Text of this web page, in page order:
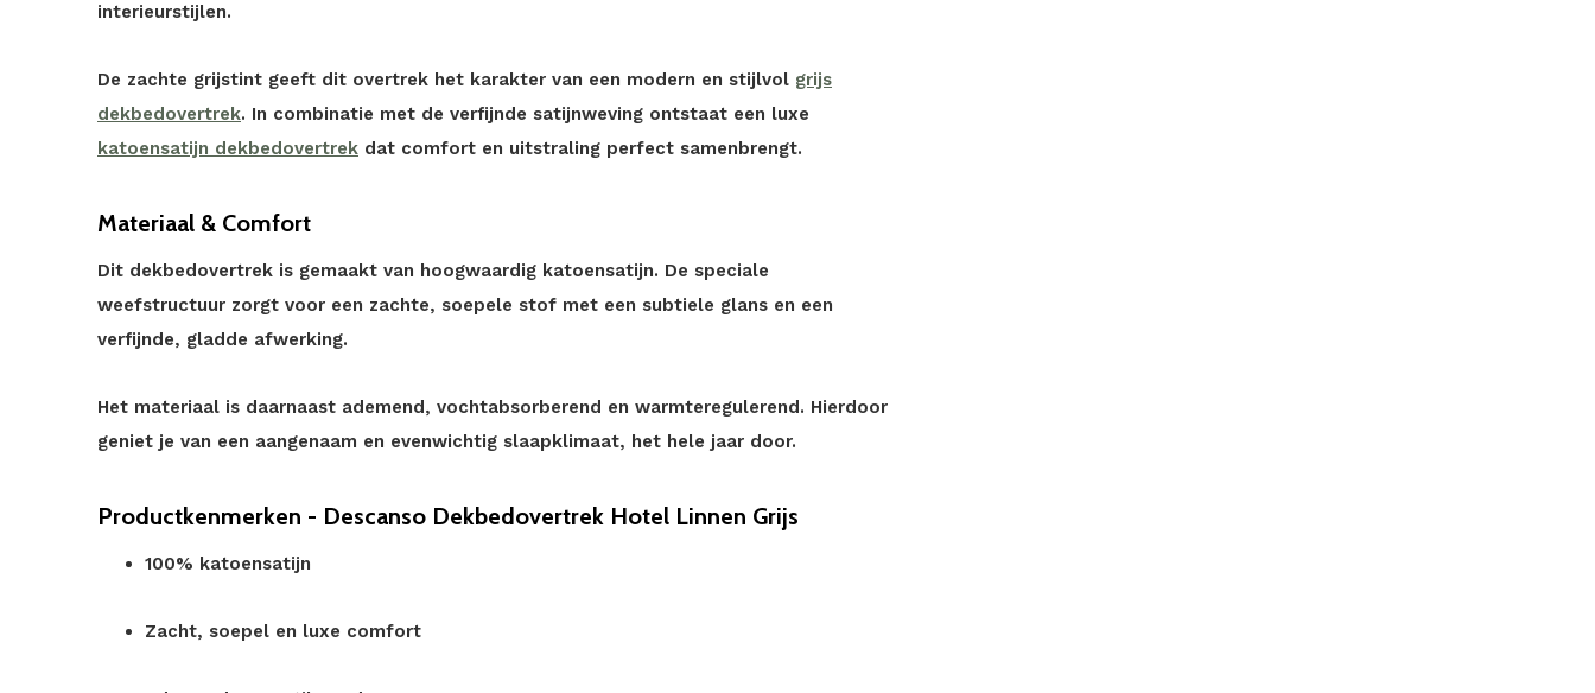
interieurstijlen.
De zachte grijstint geeft dit overtrek het karakter van een modern en stijlvol grijs
dekbedovertrek. In combinatie met de verfijnde satijnweving ontstaat een luxe
katoensatijn dekbedovertrek dat comfort en uitstraling perfect samenbrengt.
Materiaal & Comfort
Dit dekbedovertrek is gemaakt van hoogwaardig katoensatijn. De speciale
weefstructuur zorgt voor een zachte, soepele stof met een subtiele glans en een
verfijnde, gladde afwerking.
Het materiaal is daarnaast ademend, vochtabsorberend en warmteregulerend. Hierdoor
geniet je van een aangenaam en evenwichtig slaapklimaat, het hele jaar door.
Productkenmerken - Descanso Dekbedovertrek Hotel Linnen Grijs
100% katoensatijn
Zacht, soepel en luxe comfort